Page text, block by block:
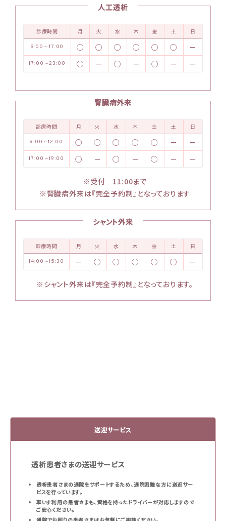
人工透析
診療時間 月 火 水 木 金 土 日
9:00～17:00 ○ ○ ○ ○ ○ ○ －
17:00～23:00 ○ － ○ － ○ － －
腎臓病外来
診療時間 月 火 水 木 金 土 日
9:00～12:00 ○ ○ ○ ○ ○ － －
17:00～19:00 ○ － ○ － ○ － －
※受付 11:00まで
※腎臓病外来は『完全予約制』となっております
シャント外来
診療時間 月 火 水 木 金 土 日
14:00～15:30 － ○ ○ ○ ○ ○ －
※シャント外来は『完全予約制』となっております。
送迎サービス
透析患者さまの送迎サービス
透析患者さまの通院をサポートするため、通院困難な方に送迎サー
ビスを行っています。
車いす利用の患者さまも、資格を持ったドライバーが対応しますので
ご安心ください。